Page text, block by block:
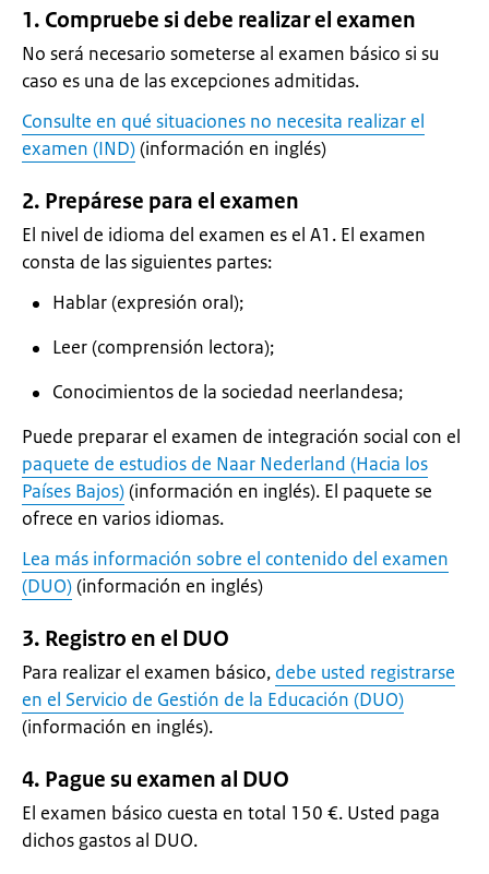
1. Compruebe si debe realizar el examen
No será necesario someterse al examen básico si su
caso es una de las excepciones admitidas.
Consulte en qué situaciones no necesita realizar el
examen (IND)(información en inglés)
2. Prepárese para el examen
El nivel de idioma del examen es el A1. El examen
consta de las siguientes partes:
Hablar (expresión oral);
Leer (comprensión lectora);
Conocimientos de la sociedad neerlandesa;
Puede preparar el examen de integración social con el
paquete de estudios de Naar Nederland (Hacia los
Países Bajos)(información en inglés). El paquete se
ofrece en varios idiomas.
Lea más información sobre el contenido del examen
(DUO)(información en inglés)
3. Registro en el DUO
Para realizar el examen básico, debe usted registrarse
en el Servicio de Gestión de la Educación (DUO)
(información en inglés).
4. Pague su examen al DUO
El examen básico cuesta en total 150 €. Usted paga
dichos gastos al DUO.